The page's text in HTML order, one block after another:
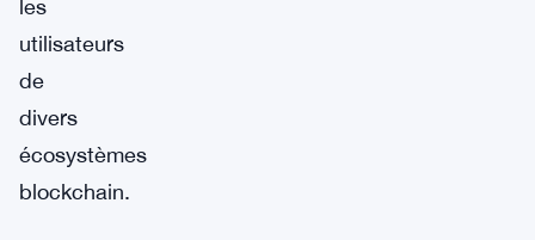
les
utilisateurs
de
divers
écosystèmes
blockchain.